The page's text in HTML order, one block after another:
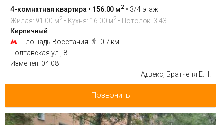
4-комнатная квартира • 156.00 м2 • 3/4 этаж
Жилая: 91.00 м2 • Кухня: 16.00 м2 • Потолок: 3.43
Кирпичный
Площадь Восстания
0.7 км
Полтавская ул., 8
Изменен: 04.08
Адвекс, Братченя Е.Н.
Позвонить